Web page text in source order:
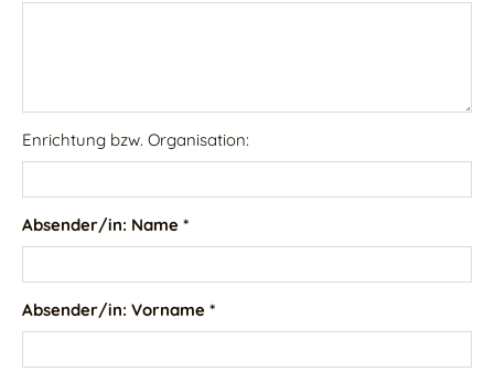
Enrichtung bzw. Organisation:
Absender/in: Name *
Absender/in: Vorname *